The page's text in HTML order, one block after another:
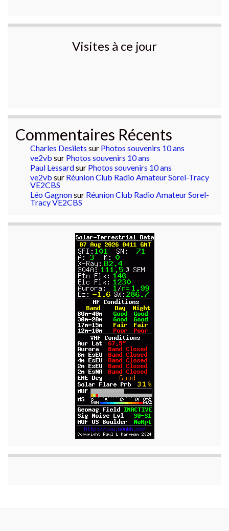
Visites à ce jour
Commentaires Récents
Charles Desïlets sur Photos souvenirs 10 ans
ve2vb sur Photos souvenirs 10 ans
Paul Lessardsur Photos souvenirs 10 ans
ve2vb sur Réunion Club Radio Amateur Sorel-Tracy
VE2CBS
Léo Gagnonsur Réunion Club Radio Amateur Sorel-
Tracy VE2CBS